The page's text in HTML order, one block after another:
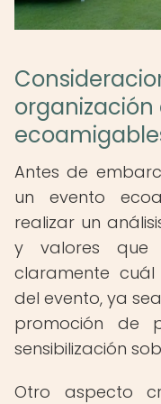
organización
Antes de
un evento
realizar un
y valores que
claramente
del evento, ya
promoción de
sensibilización
Otro aspecto